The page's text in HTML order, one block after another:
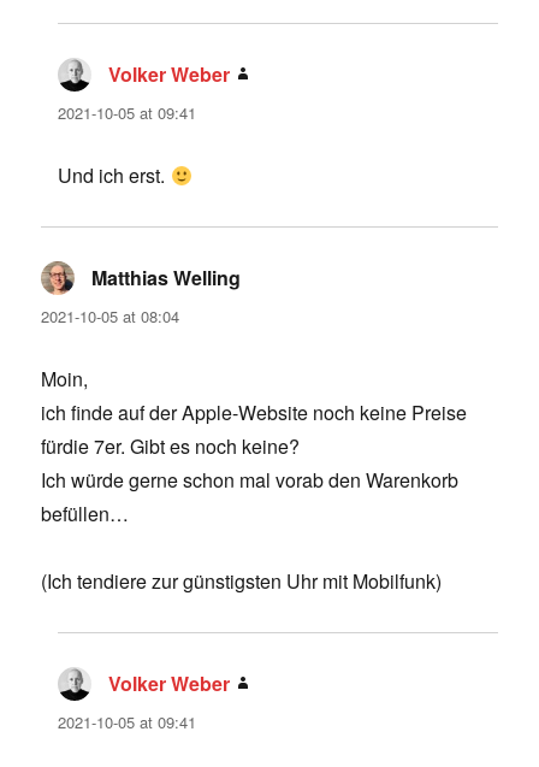
Volker Weber
2021-10-05 at 09:41
Und ich erst.
Matthias Welling
2021-10-05 at 08:04
Moin,
ich finde auf der Apple-Website noch keine Preise
fürdie 7er. Gibt es noch keine?
Ich würde gerne schon mal vorab den Warenkorb
befüllen…
(Ich tendiere zur günstigsten Uhr mit Mobilfunk)
Volker Weber
2021-10-05 at 09:41